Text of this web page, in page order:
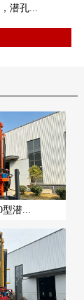
潜孔...
型潜...